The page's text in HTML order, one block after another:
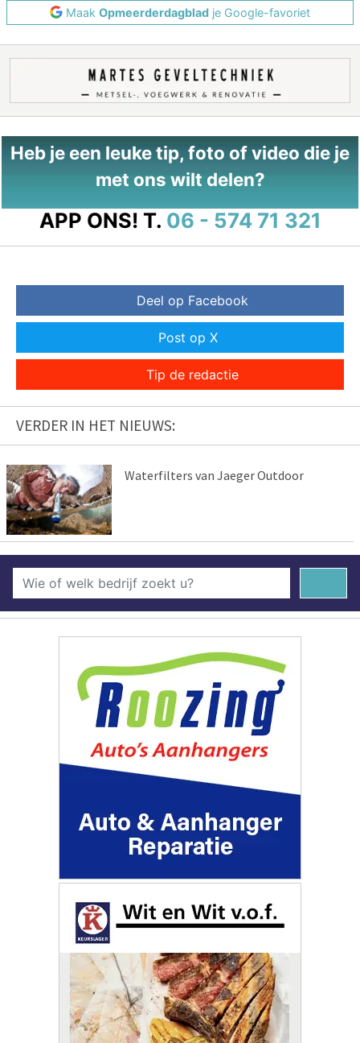
Maak Opmeerderdagblad je Google-favoriet
Heb je een leuke tip, foto of video die je
met ons wilt delen?
APP ONS! T. 06 - 574 71 321
Deel op Facebook
Post op X
Tip de redactie
VERDER IN HET NIEUWS:
Waterfilters van Jaeger Outdoor